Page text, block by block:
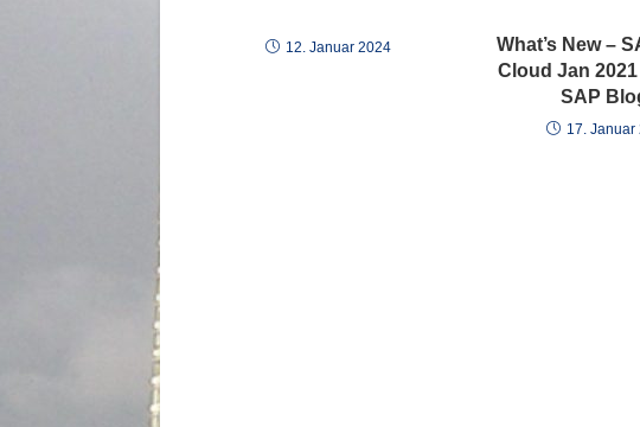
12. Januar 2024
What’s New –
Cloud Jan 2021
SAP
17. Januar